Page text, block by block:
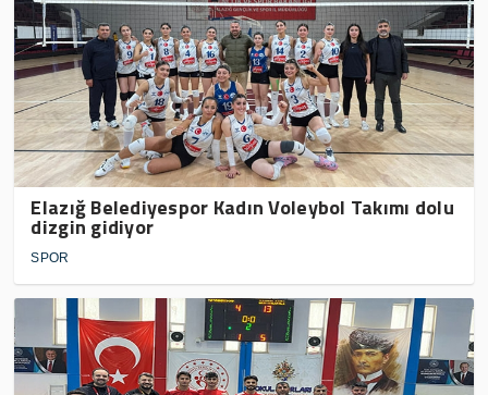
Elazığ Belediyespor Kadın Voleybol Takımı dolu
dizgin gidiyor
SPOR